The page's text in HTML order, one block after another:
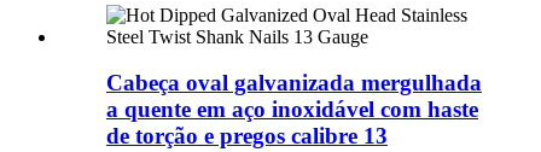
Cabeça oval galvanizada mergulhada
a quente em aço inoxidável com haste
de torção e pregos calibre 13